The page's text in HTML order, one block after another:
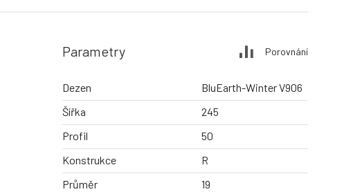
Parametry Porovnání
Dezen
BluEarth-Winter V906
Šířka
245
Profil
50
Konstrukce
R
Průměr
19